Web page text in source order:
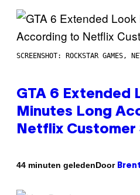
SCREENSHOT: ROCKSTAR GAMES,
GTA 6 Extended
Minutes Long
Netflix
44 minuten geledenDoor